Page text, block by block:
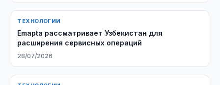
ТЕХНОЛОГИИ
Emapta рассматривает Узбекистан для
расширения сервисных операций
28/07/2026